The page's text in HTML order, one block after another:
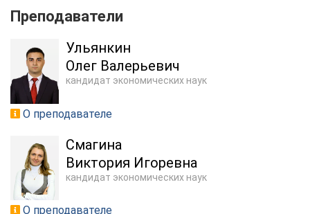
Преподаватели
Ульянкин
Олег Валерьевич
кандидат экономических наук
О преподавателе
Смагина
Виктория Игоревна
кандидат экономических наук
О преподавателе